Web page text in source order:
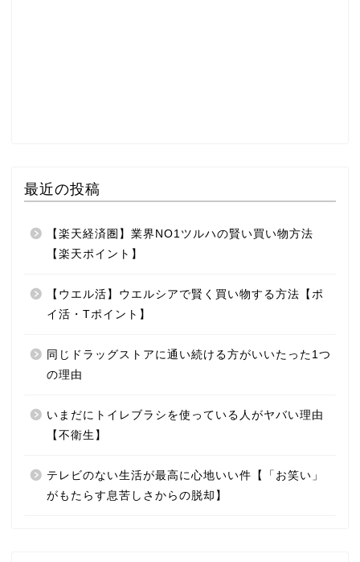
最近の投稿
【楽天経済圏】業界NO1ツルハの賢い買い物方法
【楽天ポイント】
【ウエル活】ウエルシアで賢く買い物する方法【ポ
イ活・Tポイント】
同じドラッグストアに通い続ける方がいいたった1つ
の理由
いまだにトイレブラシを使っている人がヤバい理由
【不衛生】
テレビのない生活が最高に心地いい件【「お笑い」
がもたらす息苦しさからの脱却】